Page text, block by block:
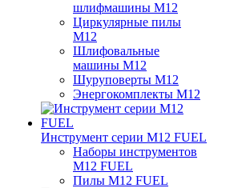
шлифмашины M12
Циркулярные пилы
M12
Шлифовальные
машины M12
Шуруповерты M12
Энергокомплекты M12
Инструмент серии M12 FUEL
Наборы инструментов
M12 FUEL
Пилы M12 FUEL